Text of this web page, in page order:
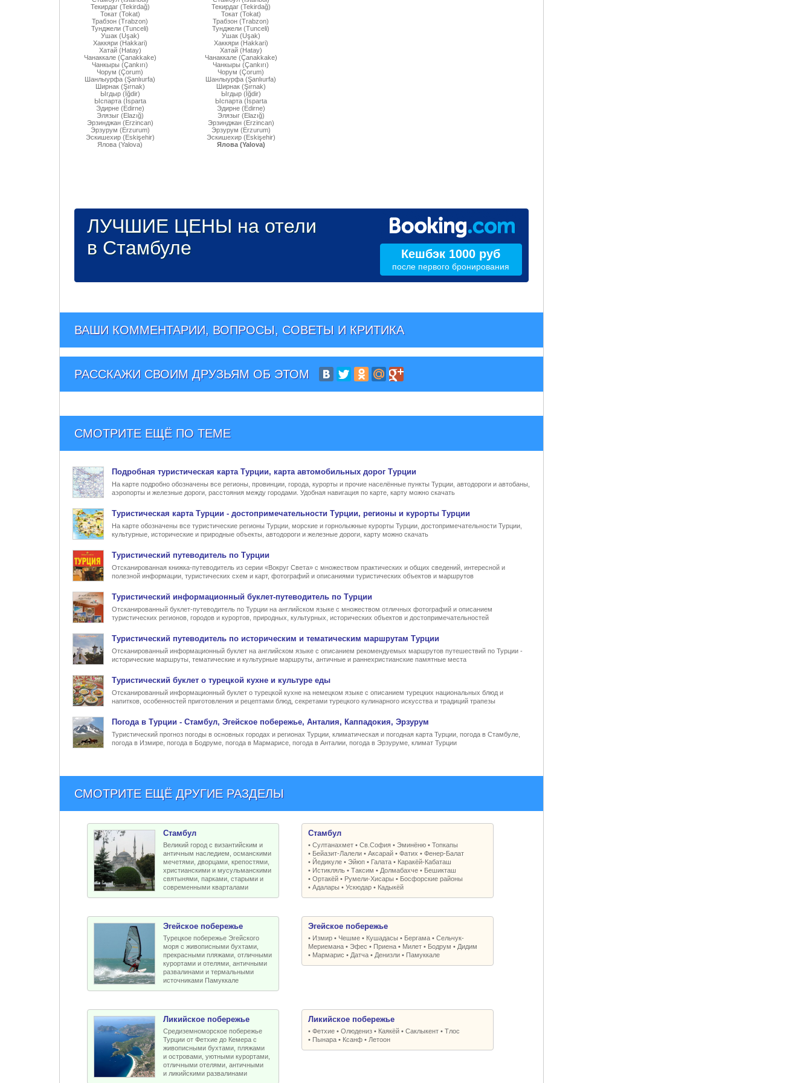
Текирдаг (Tekirdağ)
Токат (Tokat)
Трабзон (Trabzon)
Тунджели (Tunceli)
Ушак (Uşak)
Хаккяри (Hakkari)
Хатай (Hatay)
Чанаккале (Çanakkake)
Чанкыры (Çankırı)
Чорум (Çorum)
Шанлыурфа (Şanlıurfa)
Ширнак (Şırnak)
Ыгдыр (Iğdir)
Ыспарта (İsparta
Эдирне (Edirne)
Элязыг (Elazığ)
Эрзинджан (Erzincan)
Эрзурум (Erzurum)
Эскишехир (Eskişehir)
Ялова (Yalova)
Текирдаг (Tekirdağ)
Токат (Tokat)
Трабзон (Trabzon)
Тунджели (Tunceli)
Ушак (Uşak)
Хаккяри (Hakkari)
Хатай (Hatay)
Чанаккале (Çanakkake)
Чанкыры (Çankırı)
Чорум (Çorum)
Шанлыурфа (Şanlıurfa)
Ширнак (Şırnak)
Ыгдыр (Iğdir)
Ыспарта (İsparta
Эдирне (Edirne)
Элязыг (Elazığ)
Эрзинджан (Erzincan)
Эрзурум (Erzurum)
Эскишехир (Eskişehir)
Ялова (Yalova)
ЛУЧШИЕ ЦЕНЫ на отели
в Стамбуле
Кешбэк 1000 руб
после первого бронирования
ВАШИ КОММЕНТАРИИ, ВОПРОСЫ, СОВЕТЫ И КРИТИКА
РАССКАЖИ СВОИМ ДРУЗЬЯМ ОБ ЭТОМ
СМОТРИТЕ ЕЩЁ ПО ТЕМЕ
Подробная туристическая карта Турции, карта автомобильных дорог Турции
На карте подробно обозначены все регионы, провинции, города, курорты и прочие населённые пункты Турции, автодороги и автобаны,
аэропорты и железные дороги, расстояния между городами. Удобная навигация по карте, карту можно скачать
Туристическая карта Турции - достопримечательности Турции, регионы и курорты Турции
На карте обозначены все туристические регионы Турции, морские и горнолыжные курорты Турции, достопримечательности Турции,
культурные, исторические и природные объекты, автодороги и железные дороги, карту можно скачать
Туристический путеводитель по Турции
Отсканированная книжка-путеводитель из серии «Вокруг Света» с множеством практических и общих сведений, интересной и
полезной информации, туристических схем и карт, фотографий и описаниями туристических объектов и маршрутов
Туристический информационный буклет-путеводитель по Турции
Отсканированный буклет-путеводитель по Турции на английском языке с множеством отличных фотографий и описанием
туристических регионов, городов и курортов, природных, культурных, исторических объектов и достопримечательностей
Туристический путеводитель по историческим и тематическим маршрутам Турции
Отсканированный информационный буклет на английском языке с описанием рекомендуемых маршрутов путешествий по Турции -
исторические маршруты, тематические и культурные маршруты, античные и раннехристианские памятные места
Туристический буклет о турецкой кухнеи культуре еды
Отсканированный информационный буклет о турецкой кухне на немецком языке с описанием турецких национальных блюд и
напитков, особенностей приготовления и рецептами блюд, секретами турецкого кулинарного искусства и традиций трапезы
Погода в Турции - Стамбул, Эгейское побережье, Анталия, Каппадокия, Эрзурум
Туристический прогноз погоды в основных городах и регионах Турции, климатическая и погодная карта Турции, погода в Стамбуле,
погода в Измире, погода в Бодруме, погода в Мармарисе, погода в Анталии, погода в Эрзуруме, климат Турции
СМОТРИТЕ ЕЩЁ ДРУГИЕ РАЗДЕЛЫ
Стамбул
Великий город с византийским и
античным наследием, османскими
мечетями, дворцами, крепостями,
христианскими и мусульманскими
святынями, парками, старыми и
современными кварталами
Стамбул
• Султанахмет• Св.София• Эминёню• Топкапы
• Бейазит-Лалели• Аксарай• Фатих • Фенер-Балат
• Йедикуле• Эйюп• Галата• Каракёй-Кабаташ
• Истикляль• Таксим • Долмабахче• Бешикташ
• Ортакёй• Румели-Xисары • Босфорские районы
• Адалары • Ускюдар• Кадыкёй
Эгейское побережье
Турецкое побережье Эгейского
моря с живописными бухтами,
прекрасными пляжами, отличными
курортами и отелями, античными
развалинами и термальными
источниками Памуккале
Эгейское побережье
• Измир• Чешме• Кушадасы • Бергама• Сельчук-
Мериемана• Эфес • Приена• Милет• Бодрум • Дидим
• Мармарис • Датча• Денизли• Памуккале
Ликийское побережье
Средиземноморское побережье
Турции от Фетхие до Кемера с
живописными бухтами, пляжами
и островами, уютными курортами,
отличными отелями, античными
и ликийскими развалинами
Ликийское побережье
• Фетхие• Олюдениз• Каякёй• Саклыкент• Тлос
• Пынара• Ксанф• Летоон